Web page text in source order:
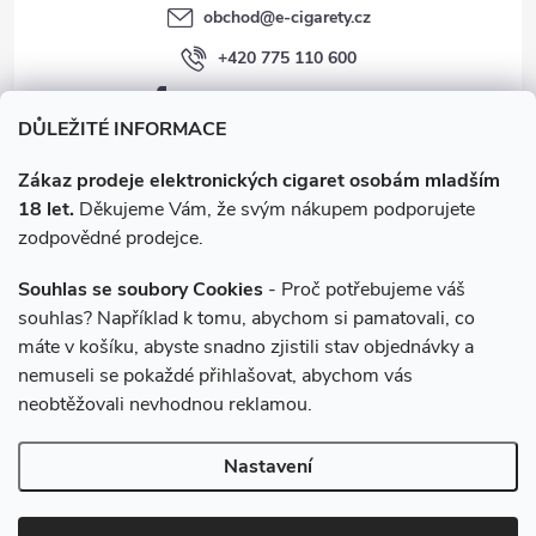
DŮLEŽITÉ INFORMACE
Zákaz prodeje elektronických cigaret osobám mladším
18 let. Děkujeme Vám, že svým nákupem podporujete
zodpovědné prodejce.
Souhlas se soubory Cookies - Proč potřebujeme váš
souhlas? Například k tomu, abychom si pamatovali, co
máte v košíku, abyste snadno zjistili stav objednávky a
nemuseli se pokaždé přihlašovat, abychom vás
neobtěžovali nevhodnou reklamou.
Nastavení
obchod@e-cigarety.cz
+420 775 110 600
facebook.com/e-cigarety.cz
Instagram
e-cigarety.cz. Všechna práva vyhrazena.
nastavení cookies